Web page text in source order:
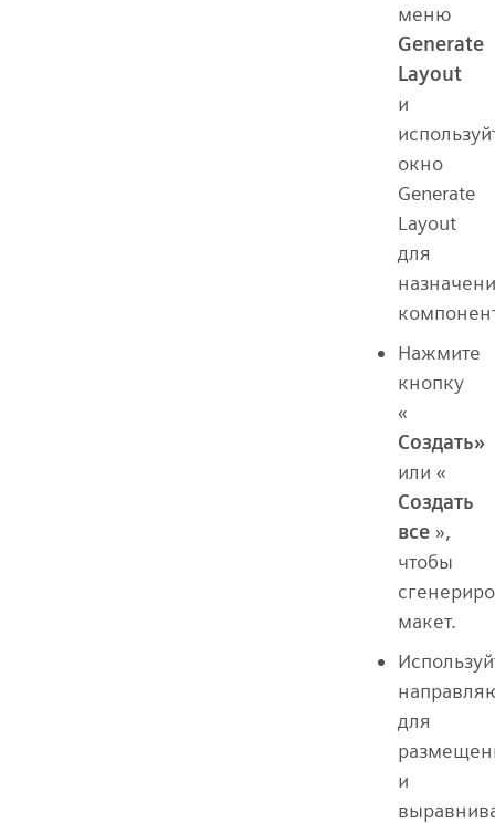
меню
Generate
Layout
и
окно
Generate
Layout
для
Нажмите
кнопку
«
Создать»
или «
Создать
все »,
чтобы
макет.
для
и